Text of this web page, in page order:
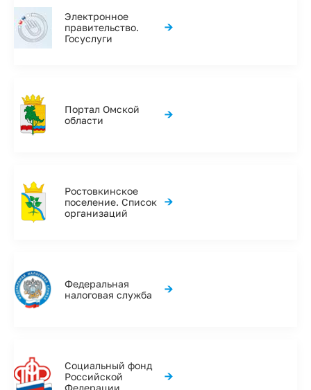
Электронное
правительство.
Госуслуги
→
Портал Омской
области
→
Ростовкинское
поселение. Список
организаций
→
Федеральная
налоговая служба
→
Социальный фонд
Российской
Федерации
→